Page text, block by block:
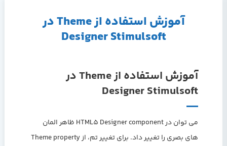
آموزش استفاده از Theme در
Designer Stimulsoft
آموزش استفاده از Theme در
Designer Stimulsoft
می توان در HTML5 Designer component ظاهر المان
های بصری را تغییر داد. برای تغییر تم، از Theme property